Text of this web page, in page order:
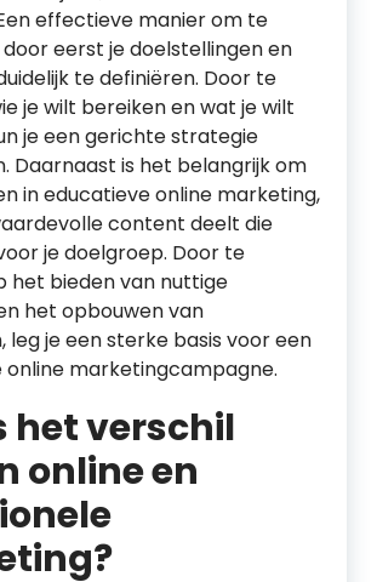
effectieve manier om te
door eerst je doelstellingen en
te definiëren. Door te
je wilt bereiken en wat je wilt
je een gerichte strategie
Daarnaast is het belangrijk om
in educatieve online marketing,
content deelt die
je doelgroep. Door te
het bieden van nuttige
het opbouwen van
leg je een sterke basis voor een
online marketingcampagne.
het verschil
online en